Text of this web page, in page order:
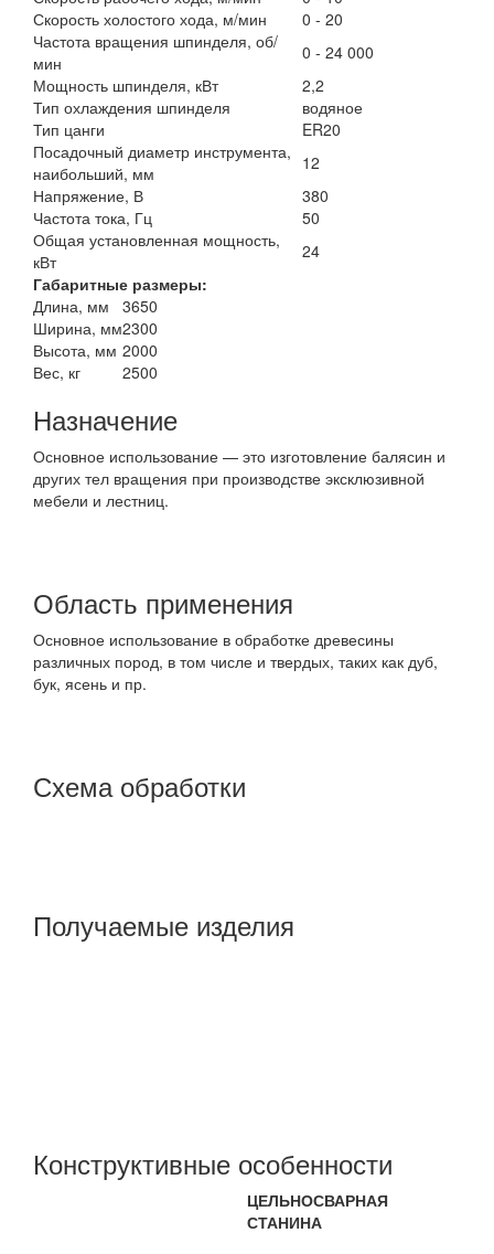
Скорость холостого хода, м/мин
0 - 20
Частота вращения шпинделя, об/
мин
0 - 24 000
Мощность шпинделя, кВт
2,2
Тип охлаждения шпинделя
водяное
Тип цанги
ER20
Посадочный диаметр инструмента,
наибольший, мм
12
Напряжение, В
380
Частота тока, Гц
50
Общая установленная мощность,
кВт
24
Габаритные размеры:
Длина, мм
3650
Ширина, мм2300
Высота, мм 2000
Вес, кг
2500
Назначение
Основное использование — это изготовление балясин и
других тел вращения при производстве эксклюзивной
мебели и лестниц.
Область применения
Основное использование в обработке древесины
различных пород, в том числе и твердых, таких как дуб,
бук, ясень и пр.
Схема обработки
Получаемые изделия
Конструктивные особенности
ЦЕЛЬНОСВАРНАЯ
СТАНИНА